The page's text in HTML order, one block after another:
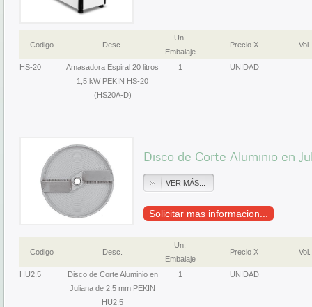
Codigo Desc.
Un.
Embalaje
Precio X Vol.
HS-20
Amasadora Espiral 20 litros
1,5 kW PEKIN HS-20
(HS20A-D)
1 UNIDAD
Disco de Corte Aluminio en
VER MÁS...
Solicitar mas informacion...
Codigo Desc.
Un.
Embalaje
Precio X Vol.
HU2,5
Disco de Corte Aluminio en
Juliana de 2,5 mm PEKIN
HU2,5
1 UNIDAD